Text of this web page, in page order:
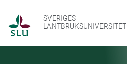
SVERIGES
LANTBRUKSUNIVERSITET